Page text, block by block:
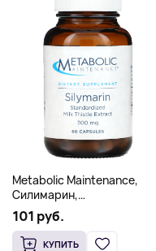
Metabolic Maintenance,
Силимарин,
стандартизированный
экстракт расторопши, 300
мг, 60 капсул
101 руб.
КУПИТЬ